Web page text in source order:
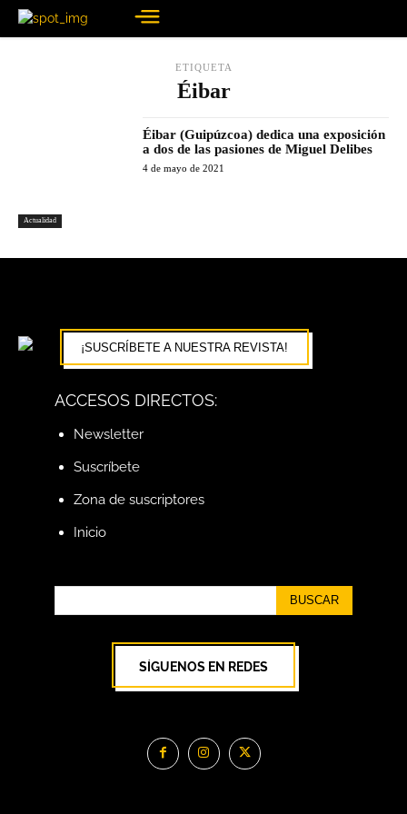
ETIQUETA
Éibar
Actualidad
Éibar (Guipúzcoa) dedica una exposición
a dos de las pasiones de Miguel Delibes
4 de mayo de 2021
¡SUSCRÍBETE A NUESTRA REVISTA!
ACCESOS DIRECTOS:
Newsletter
Suscríbete
Zona de suscriptores
Inicio
BUSCAR
SÍGUENOS EN REDES